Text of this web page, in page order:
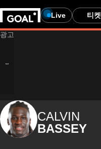
Live 티켓
CALVIN
BASSEY